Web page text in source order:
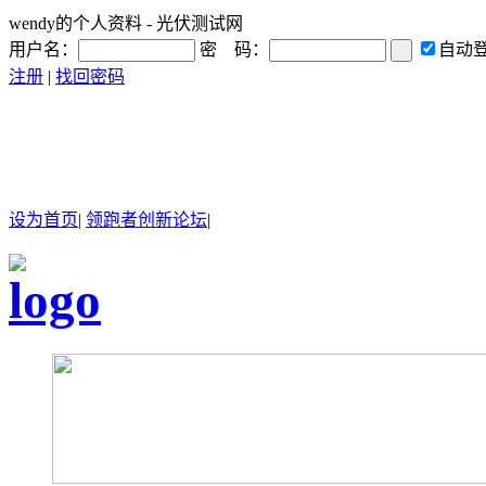
wendy的个人资料 - 光伏测试网
用户名：
密 码：
自动
注册 | 找回密码
设为首页| 领跑者创新论坛|